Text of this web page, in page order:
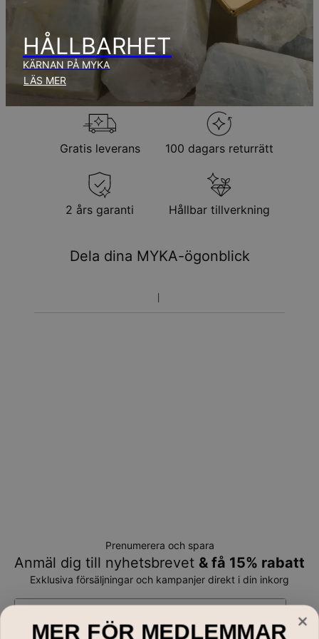
produktionstid.
Returpolicy
Observera att personliga smycken är unika och endast kan
returneras för utbyte eller butikskredit
HÅLLBARHET
KÄRNAN PÅ MYKA
LÄS MER
Gratis leverans 100 dagars returrätt
2 års garanti Hållbar tillverkning
Dela dina MYKA-ögonblick
Prenumerera och spara
Anmäl dig till nyhetsbrevet & få 15% rabatt
Exklusiva försäljningar och kampanjer direkt i din inkorg
MER FÖR MEDLEMMAR